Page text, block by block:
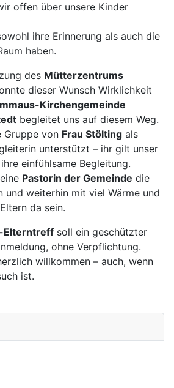
offen über unsere Kinder
ihre Erinnerung als auch die
haben.
des Mütterzentrums
dieser Wunsch Wirklichkeit
Kirchengemeinde
begleitet uns auf diesem Weg.
Gruppe von Frau Stölting als
unterstützt – ihr gilt unser
einfühlsame Begleitung.
Pastorin der Gemeinde die
und weiterhin mit viel Wärme und
da sein.
Elterntreff soll ein geschützter
ohne Verpflichtung.
willkommen – auch, wenn
ist.